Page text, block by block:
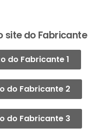
site do Fabricante
do Fabricante 1
do Fabricante 2
do Fabricante 3